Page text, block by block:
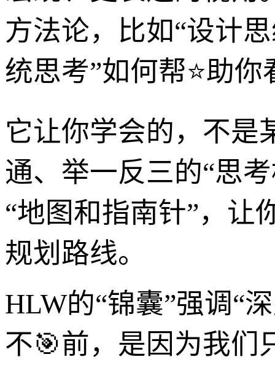
方法论，比如“设计
统思考”如何帮⭐助
它让你学会的，不是
通、举一反三的“思
“地图和指南针”，让
规划路线。
HLW的“锦囊”强调“
不🎯前，是因为我们